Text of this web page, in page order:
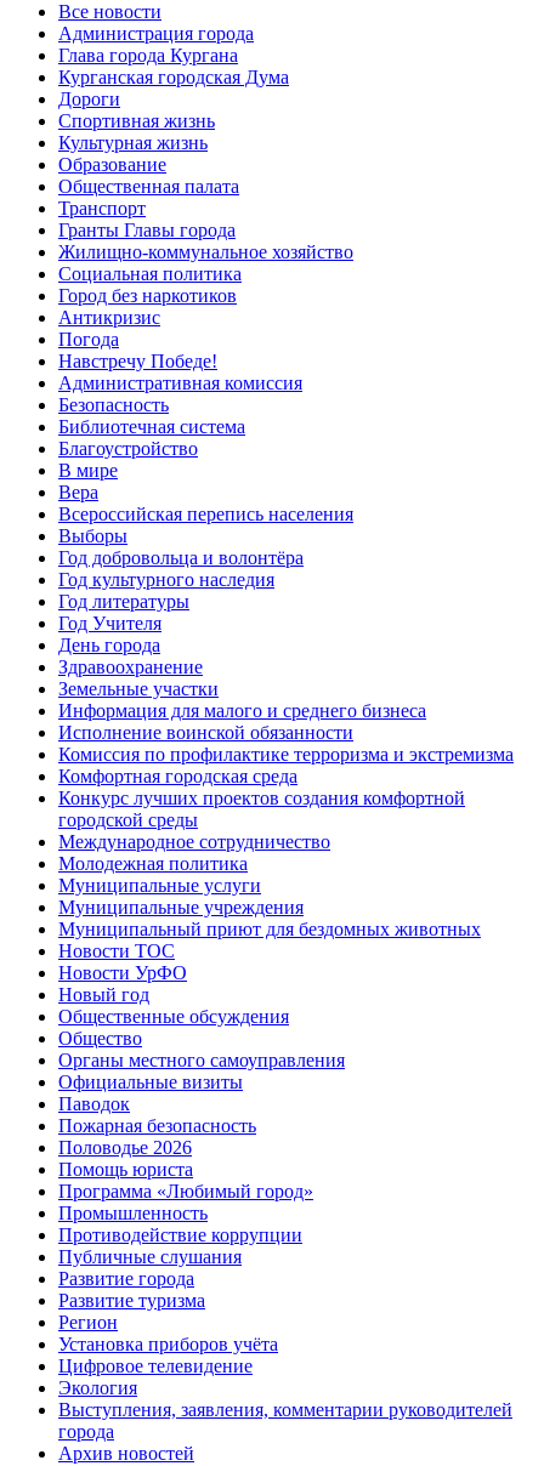
Все новости
Администрация города
Глава города Кургана
Курганская городская Дума
Дороги
Спортивная жизнь
Культурная жизнь
Образование
Общественная палата
Транспорт
Гранты Главы города
Жилищно-коммунальное хозяйство
Социальная политика
Город без наркотиков
Антикризис
Погода
Навстречу Победе!
Административная комиссия
Безопасность
Библиотечная система
Благоустройство
В мире
Вера
Всероссийская перепись населения
Выборы
Год добровольца и волонтёра
Год культурного наследия
Год литературы
Год Учителя
День города
Здравоохранение
Земельные участки
Информация для малого и среднего бизнеса
Исполнение воинской обязанности
Комиссия по профилактике терроризма и экстремизма
Комфортная городская среда
Конкурс лучших проектов создания комфортной
городской среды
Международное сотрудничество
Молодежная политика
Муниципальные услуги
Муниципальные учреждения
Муниципальный приют для бездомных животных
Новости ТОС
Новости УрФО
Новый год
Общественные обсуждения
Общество
Органы местного самоуправления
Официальные визиты
Паводок
Пожарная безопасность
Половодье 2026
Помощь юриста
Программа «Любимый город»
Промышленность
Противодействие коррупции
Публичные слушания
Развитие города
Развитие туризма
Регион
Установка приборов учёта
Цифровое телевидение
Экология
Выступления, заявления, комментарии руководителей
города
Архив новостей